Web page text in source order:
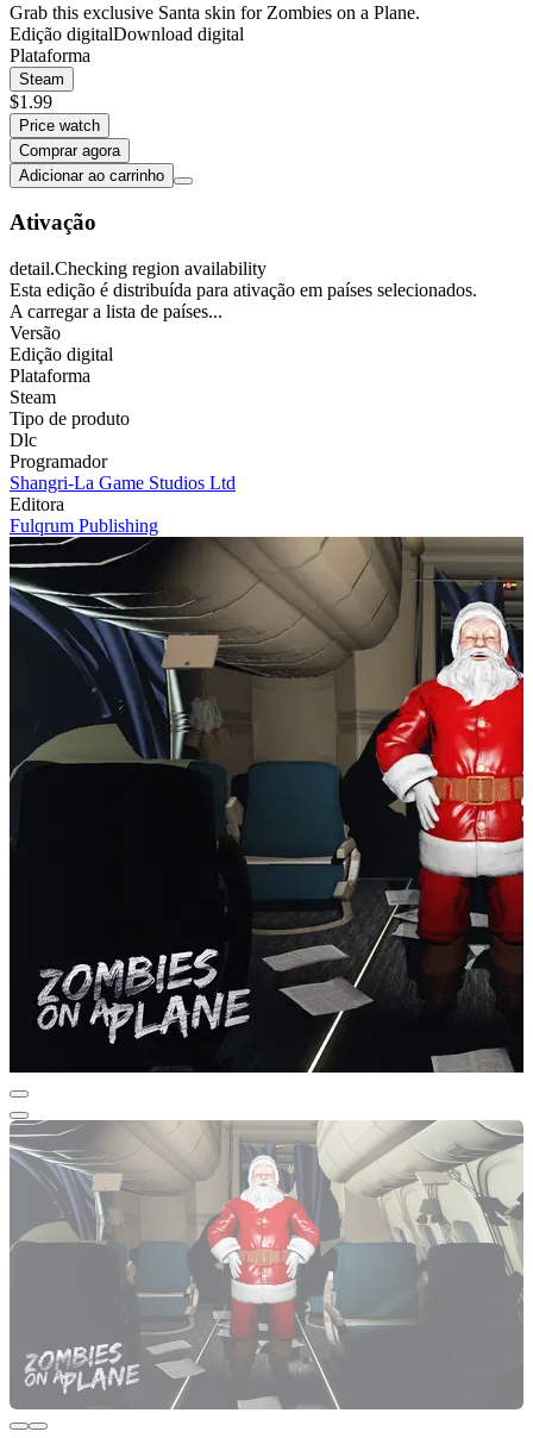
Grab this exclusive Santa skin for Zombies on a Plane.
Edição digitalDownload digital
Plataforma
Steam
$1.99
Price watch
Comprar agora
Adicionar ao carrinho
Ativação
detail.Checking region availability
Esta edição é distribuída para ativação em países selecionados.
A carregar a lista de países...
Versão
Edição digital
Plataforma
Steam
Tipo de produto
Dlc
Programador
Shangri-La Game Studios Ltd
Editora
Fulqrum Publishing